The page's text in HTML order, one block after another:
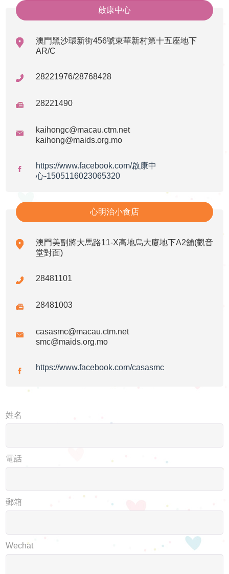
啟康中心
澳門黑沙環新街456號東華新村第十五座地下
AR/C
28221976/28768428
28221490
kaihongc@macau.ctm.net
kaihong@maids.org.mo
https://www.facebook.com/啟康中
心-1505116023065320
心明治小食店
澳門美副將大馬路11-X高地烏大廈地下A2舖(觀音
堂對面)
28481101
28481003
casasmc@macau.ctm.net
smc@maids.org.mo
https://www.facebook.com/casasmc
姓名
電話
郵箱
Wechat